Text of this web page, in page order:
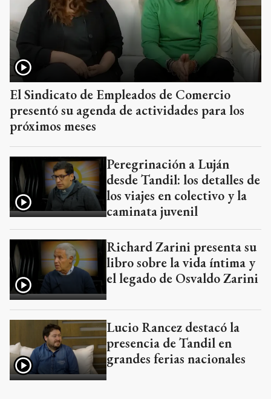
El Sindicato de Empleados de Comercio
presentó su agenda de actividades para los
próximos meses
Peregrinación a Luján
desde Tandil: los detalles de
los viajes en colectivo y la
caminata juvenil
Richard Zarini presenta su
libro sobre la vida íntima y
el legado de Osvaldo Zarini
Lucio Rancez destacó la
presencia de Tandil en
grandes ferias nacionales